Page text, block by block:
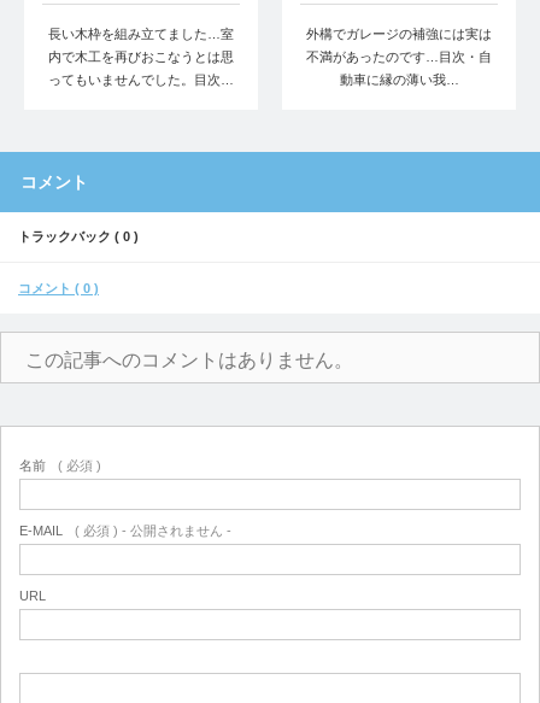
長い木枠を組み立てました…室
内で木工を再びおこなうとは思
ってもいませんでした。目次…
外構でガレージの補強には実は
不満があったのです…目次・自
動車に縁の薄い我…
コメント
トラックバック ( 0 )
コメント ( 0 )
この記事へのコメントはありません。
名前 ( 必須 )
E-MAIL ( 必須 ) - 公開されません -
URL